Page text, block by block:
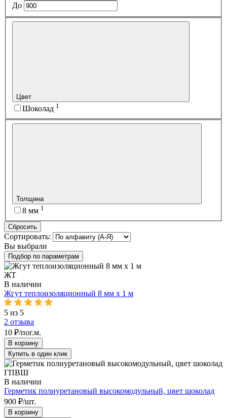
До
Цвет
Шоколад 1
Толщина
8 мм 1
Сбросить
Сортировать:
Вы выбрали
Подбор по параметрам
ЖТ
В наличии
Жгут теплоизоляционный 8 мм х 1 м
5 из 5
2 отзыва
10 ₽/пог.м.
В корзину
Купить в один клик
ГПВШ
В наличии
Герметик полиуретановый высокомодульный, цвет шоколад
900 ₽/шт.
В корзину